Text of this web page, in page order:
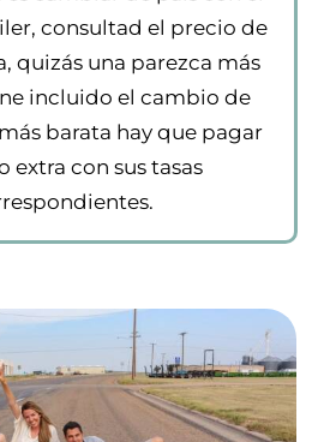
consultad el precio de
quizás una parezca más
incluido el cambio de
barata hay que pagar
extra con sus tasas